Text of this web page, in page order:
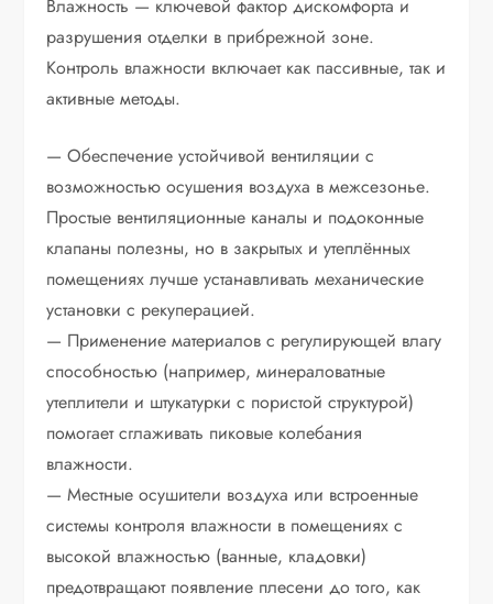
Влажность — ключевой фактор дискомфорта и
разрушения отделки в прибрежной зоне.
Контроль влажности включает как пассивные, так и
активные методы.
— Обеспечение устойчивой вентиляции с
возможностью осушения воздуха в межсезонье.
Простые вентиляционные каналы и подоконные
клапаны полезны, но в закрытых и утеплённых
помещениях лучше устанавливать механические
установки с рекуперацией.
— Применение материалов с регулирующей влагу
способностью (например, минераловатные
утеплители и штукатурки с пористой структурой)
помогает сглаживать пиковые колебания
влажности.
— Местные осушители воздуха или встроенные
системы контроля влажности в помещениях с
высокой влажностью (ванные, кладовки)
предотвращают появление плесени до того, как